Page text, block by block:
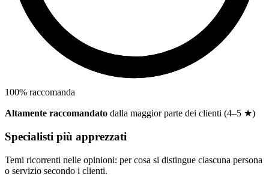
100% raccomanda
Altamente raccomandato dalla maggior parte dei clienti (4–5 ★)
Specialisti più apprezzati
Temi ricorrenti nelle opinioni: per cosa si distingue ciascuna persona
o servizio secondo i clienti.